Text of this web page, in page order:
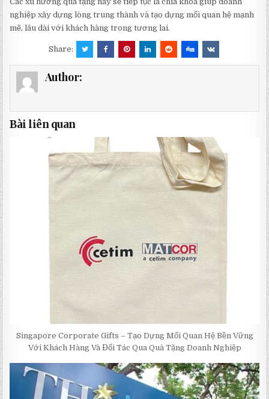
nghiệp xây dựng lòng trung thành và tạo dựng mối quan hệ mạnh
mẽ, lâu dài với khách hàng trong tương lai.
Share:
Author:
Bài liên quan
Singapore Corporate Gifts – Tạo Dựng Mối Quan Hệ Bền Vững
Với Khách Hàng Và Đối Tác Qua Quà Tặng Doanh Nghiệp